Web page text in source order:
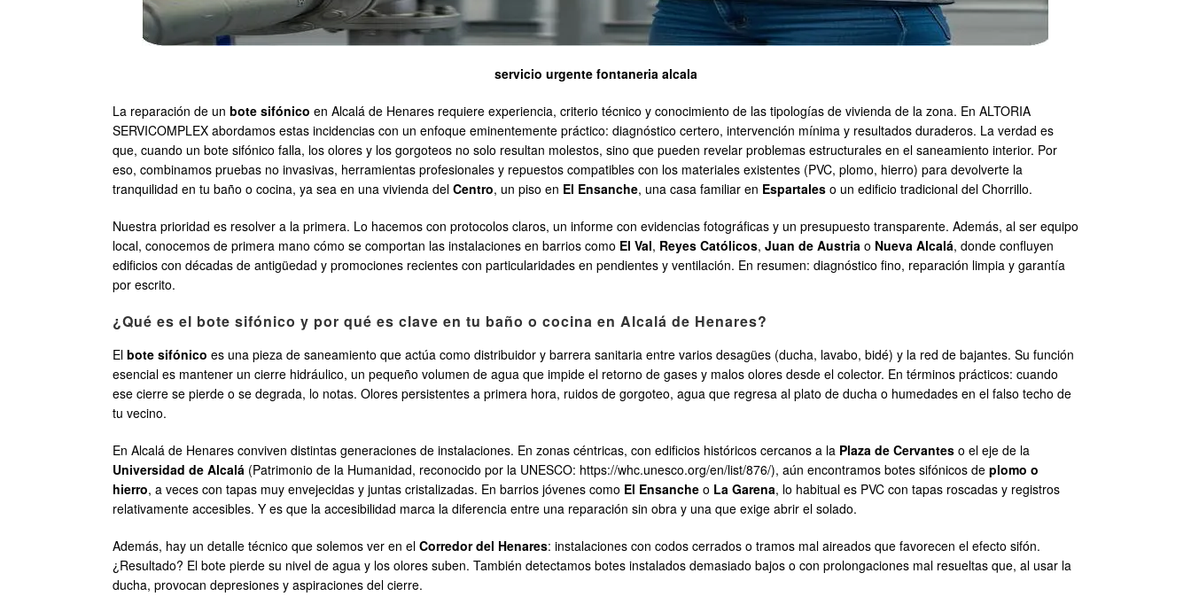
servicio urgente fontaneria alcala
La reparación de un bote sifónico en Alcalá de Henares requiere experiencia, criterio técnico y conocimiento de las tipologías de vivienda de la zona. En ALTORIA
SERVICOMPLEX abordamos estas incidencias con un enfoque eminentemente práctico: diagnóstico certero, intervención mínima y resultados duraderos. La verdad es
que, cuando un bote sifónico falla, los olores y los gorgoteos no solo resultan molestos, sino que pueden revelar problemas estructurales en el saneamiento interior. Por
eso, combinamos pruebas no invasivas, herramientas profesionales y repuestos compatibles con los materiales existentes (PVC, plomo, hierro) para devolverte la
tranquilidad en tu baño o cocina, ya sea en una vivienda del Centro, un piso en El Ensanche, una casa familiar en Espartales o un edificio tradicional del Chorrillo.
Nuestra prioridad es resolver a la primera. Lo hacemos con protocolos claros, un informe con evidencias fotográficas y un presupuesto transparente. Además, al ser equipo
local, conocemos de primera mano cómo se comportan las instalaciones en barrios como El Val, Reyes Católicos, Juan de Austria o Nueva Alcalá, donde confluyen
edificios con décadas de antigüedad y promociones recientes con particularidades en pendientes y ventilación. En resumen: diagnóstico fino, reparación limpia y garantía
por escrito.
¿Qué es el bote sifónico y por qué es clave en tu baño o cocina en Alcalá de Henares?
El bote sifónico es una pieza de saneamiento que actúa como distribuidor y barrera sanitaria entre varios desagües (ducha, lavabo, bidé) y la red de bajantes. Su función
esencial es mantener un cierre hidráulico, un pequeño volumen de agua que impide el retorno de gases y malos olores desde el colector. En términos prácticos: cuando
ese cierre se pierde o se degrada, lo notas. Olores persistentes a primera hora, ruidos de gorgoteo, agua que regresa al plato de ducha o humedades en el falso techo de
tu vecino.
En Alcalá de Henares conviven distintas generaciones de instalaciones. En zonas céntricas, con edificios históricos cercanos a la Plaza de Cervantes o el eje de la
Universidad de Alcalá (Patrimonio de la Humanidad, reconocido por la UNESCO: https://whc.unesco.org/en/list/876/), aún encontramos botes sifónicos de plomo o
hierro, a veces con tapas muy envejecidas y juntas cristalizadas. En barrios jóvenes como El Ensanche o La Garena, lo habitual es PVC con tapas roscadas y registros
relativamente accesibles. Y es que la accesibilidad marca la diferencia entre una reparación sin obra y una que exige abrir el solado.
Además, hay un detalle técnico que solemos ver en el Corredor del Henares: instalaciones con codos cerrados o tramos mal aireados que favorecen el efecto sifón.
¿Resultado? El bote pierde su nivel de agua y los olores suben. También detectamos botes instalados demasiado bajos o con prolongaciones mal resueltas que, al usar la
ducha, provocan depresiones y aspiraciones del cierre.